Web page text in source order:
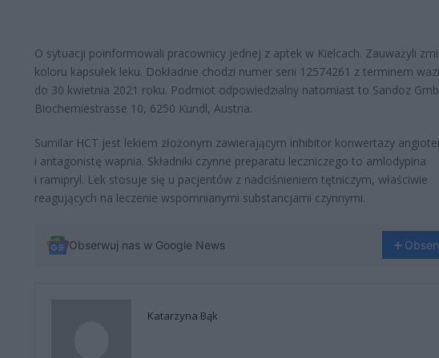
O sytuacji poinformowali pracownicy jednej z aptek w Kielcach. Zauważyli
koloru kapsułek leku. Dokładnie chodzi numer serii 12574261 z terminem
do 30 kwietnia 2021 roku. Podmiot odpowiedzialny natomiast to Sandoz
Biochemiestrasse 10, 6250 Kundl, Austria.
Sumilar HCT jest lekiem złożonym zawierającym inhibitor konwertazy
i antagonistę wapnia. Składniki czynne preparatu leczniczego to amlodypina
i ramipryl. Lek stosuje się u pacjentów z nadciśnieniem tętniczym, właściwie
reagujących na leczenie wspomnianymi substancjami czynnymi.
Obserwuj nas w Google News
Katarzyna Bąk